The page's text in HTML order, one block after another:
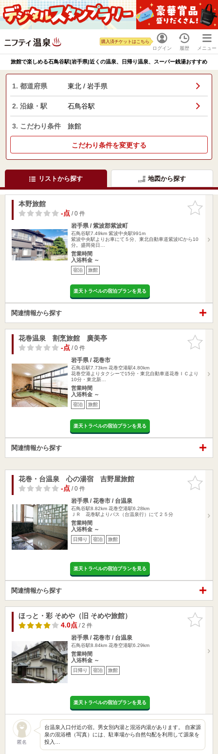
ログイン
購入済チケットはこちら
履歴 メニュー
旅館で楽しめる石鳥谷駅(岩手県)近くの温泉、日帰り温泉、スーパー銭湯おすすめ
1. 都道府県 東北 / 岩手県
2. 沿線・駅 石鳥谷駅
3. こだわり条件 旅館
こだわり条件を変更する
リストから探す 地図から探す
お気に入
りに追加
本野旅館
-点/ 0 件
岩手県 / 紫波郡紫波町
石鳥谷駅7.49km 紫波中央駅991m
紫波中央駅よりお車にて５分、東北自動車道紫波ICから10
分。盛岡発日…
営業時間
入浴料金 ～
宿泊 旅館
楽天トラベルの宿泊プランを見る
関連情報から探す
お気に入
りに追加
花巻温泉 割烹旅館 廣美亭
-点/ 0 件
岩手県 / 花巻市
石鳥谷駅7.73km 花巻空港駅4.80km
花巻空港よりタクシーで15分・東北自動車道花巻ＩＣより
10分・東北新…
営業時間
入浴料金 ～
宿泊 旅館
楽天トラベルの宿泊プランを見る
関連情報から探す
お気に入
りに追加
花巻・台温泉 心の湯宿 吉野屋旅館
-点/ 0 件
岩手県 / 花巻市 / 台温泉
石鳥谷駅8.82km 花巻空港駅6.28km
ＪＲ 花巻駅よりバス（台温泉行）にて２５分
営業時間
入浴料金 ～
日帰り 宿泊 旅館
楽天トラベルの宿泊プランを見る
関連情報から探す
お気に入
りに追加
ほっと・彩 そめや（旧 そめや旅館）
4.0点/ 2 件
岩手県 / 花巻市 / 台温泉
石鳥谷駅8.84km 花巻空港駅6.29km
営業時間
入浴料金 ～
日帰り 宿泊 旅館
楽天トラベルの宿泊プランを見る
匿名
台温泉入口付近の宿。男女別内湯と混浴内湯があります。 自家源
泉の混浴槽（写真）には、駐車場から自然勾配を利用して源泉を
投入…